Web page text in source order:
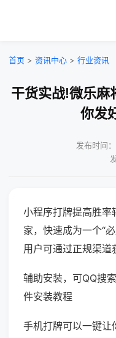
首页 > 资讯中心 > 行业资讯
干货实战!微乐麻
你发
发布时间
小程序打牌提高胜率
家，快速成为一个“
用户可通过正规渠道
辅助安装，可QQ搜
件安装教程
手机打牌可以一键让